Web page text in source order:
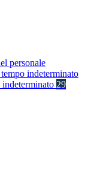
personale
indeterminato
indeterminato 29